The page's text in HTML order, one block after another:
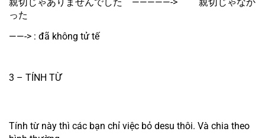
親切じゃありませんでした　—————-> 　　親切じゃなか
った
——-> : đã không tử tế
3 – TÍNH TỪ
Tính từ này thì các bạn chỉ việc bỏ desu thôi. Và chia theo